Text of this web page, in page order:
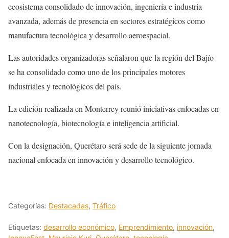
ecosistema consolidado de innovación, ingeniería e industria
avanzada, además de presencia en sectores estratégicos como
manufactura tecnológica y desarrollo aeroespacial.
Las autoridades organizadoras señalaron que la región del Bajío
se ha consolidado como uno de los principales motores
industriales y tecnológicos del país.
La edición realizada en Monterrey reunió iniciativas enfocadas en
nanotecnología, biotecnología e inteligencia artificial.
Con la designación, Querétaro será sede de la siguiente jornada
nacional enfocada en innovación y desarrollo tecnológico.
Categorías: Destacadas, Tráfico
Etiquetas: desarrollo económico, Emprendimiento, innovación,